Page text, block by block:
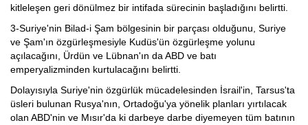
kitleleşen geri dönülmez bir intifada sürecinin başladığını belirtti.
3-Suriye'nin Bilad-i Şam bölgesinin bir parçası olduğunu, Suriye
ve Şam'ın özgürleşmesiyle Kudüs'ün özgürleşme yolunu
açılacağını, Ürdün ve Lübnan'ın da ABD ve batı
emperyalizminden kurtulacağını belirtti.
Dolayısıyla Suriye'nin özgürlük mücadelesinden İsrail'in, Tarsus'ta
üsleri bulunan Rusya'nın, Ortadoğu'ya yönelik planları yırtılacak
olan ABD'nin ve Mısır'da ki darbeye darbe diyemeyen tüm batının